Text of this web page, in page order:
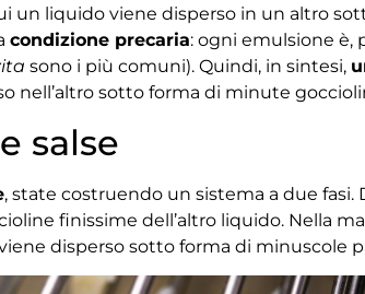
un liquido viene disperso in un altro
condizione precaria: ogni emulsione è,
sono i più comuni). Quindi, in sintesi,
nell’altro sotto forma di minute
salse
, state costruendo un sistema a due fasi.
finissime dell’altro liquido. Nella
disperso sotto forma di minuscole